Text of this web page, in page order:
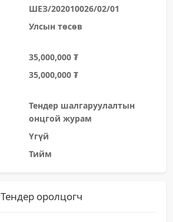
ШЕЗ/202010026/02/01
Улсын төсөв
35,000,000 ₮
35,000,000 ₮
Тендер шалгаруулалтын
онцгой журам
Үгүй
Тийм
Тендер оролцогч